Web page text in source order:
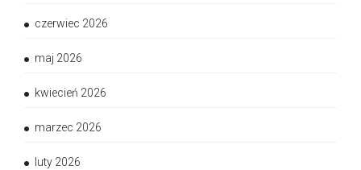
czerwiec 2026
maj 2026
kwiecień 2026
marzec 2026
luty 2026